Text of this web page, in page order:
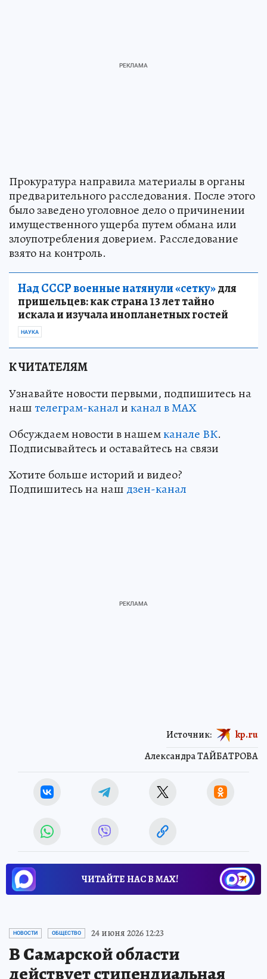
Прокуратура направила материалы в органы
предварительного расследования. После этого
было заведено уголовное дело о причинении
имущественного ущерба путем обмана или
злоупотребления доверием. Расследование
взято на контроль.
Над СССР военные натянули «сетку»для
пришельцев: как страна 13 лет тайно
искала и изучала инопланетных гостей
НАУКА
К ЧИТАТЕЛЯМ
Узнавайте новости первыми, подпишитесь на
наштелеграм-каналиканал в МАХ
Обсуждаем новости в нашемканале ВК.
Подписывайтесь и оставайтесь на связи
Хотите больше историй и видео?
Подпишитесь на наш дзен-канал
Александра ТАЙБАТРОВА
Источник: kp.ru
ЧИТАЙТЕ НАС В МАХ!
НОВОСТИ ОБЩЕСТВО 24 июня 2026 12:23
В Самарской области
действует стипендиальная